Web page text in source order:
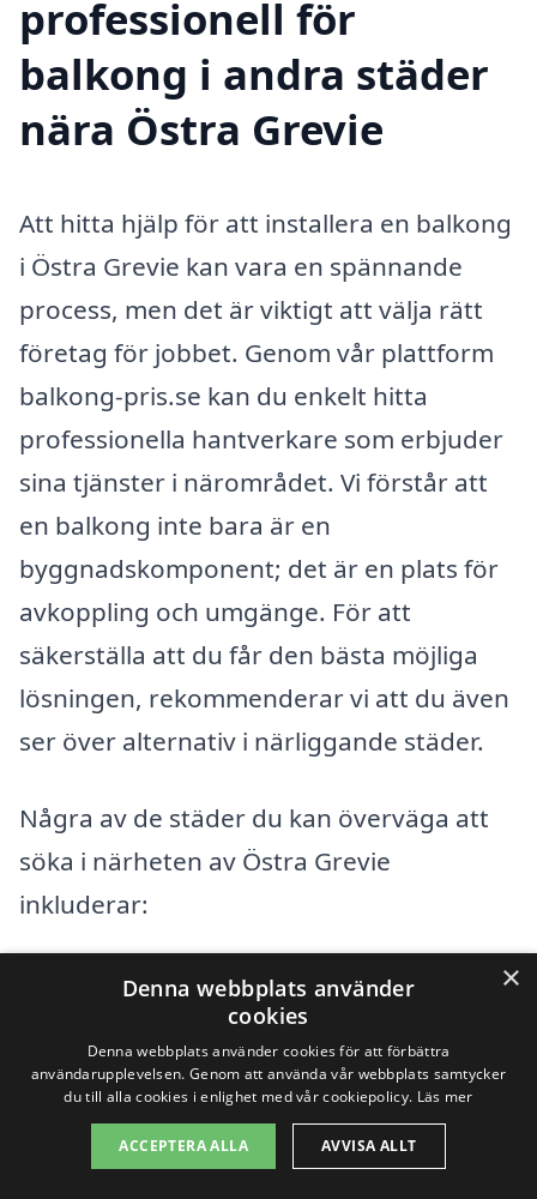
professionell för
balkong i andra städer
nära Östra Grevie
Att hitta hjälp för att installera en balkong
i Östra Grevie kan vara en spännande
process, men det är viktigt att välja rätt
företag för jobbet. Genom vår plattform
balkong-pris.se kan du enkelt hitta
professionella hantverkare som erbjuder
sina tjänster i närområdet. Vi förstår att
en balkong inte bara är en
byggnadskomponent; det är en plats för
avkoppling och umgänge. För att
säkerställa att du får den bästa möjliga
lösningen, rekommenderar vi att du även
ser över alternativ i närliggande städer.
Några av de städer du kan överväga att
söka i närheten av Östra Grevie
inkluderar:
Höllviken
Skanör
Löderup
Vellinge
×
Denna webbplats använder
cookies
Denna webbplats använder cookies för att förbättra
användarupplevelsen. Genom att använda vår webbplats samtycker
du till alla cookies i enlighet med vår cookiepolicy. Läs mer
ACCEPTERA ALLA AVVISA ALLT